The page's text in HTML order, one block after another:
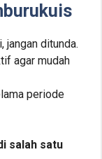
ditunda.
agar mudah
periode
salah satu